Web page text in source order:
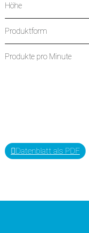
Höhe
Produktform
Produkte pro Minute
Datenblatt als PDF